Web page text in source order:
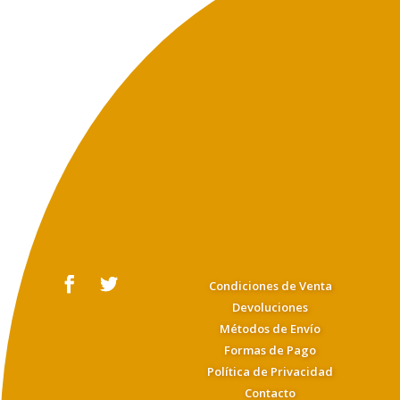
Condiciones de Venta
Devoluciones
Métodos de Envío
Formas de Pago
Política de Privacidad
Contacto